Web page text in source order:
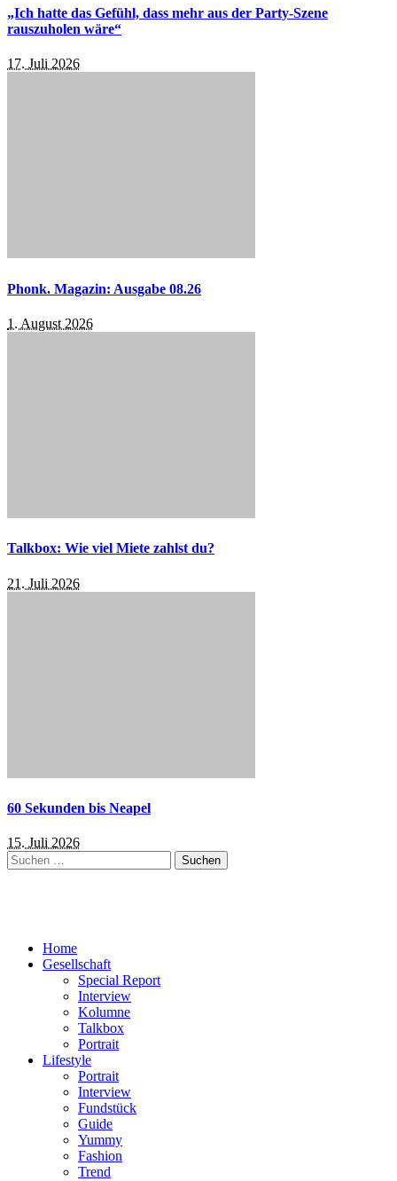
„Ich hatte das Gefühl, dass mehr aus der Party-Szene
rauszuholen wäre“
17. Juli 2026
Phonk. Magazin: Ausgabe 08.26
1. August 2026
Talkbox: Wie viel Miete zahlst du?
21. Juli 2026
60 Sekunden bis Neapel
15. Juli 2026
Suchen
nach:
Home
Gesellschaft
Special Report
Interview
Kolumne
Talkbox
Portrait
Lifestyle
Portrait
Interview
Fundstück
Guide
Yummy
Fashion
Trend